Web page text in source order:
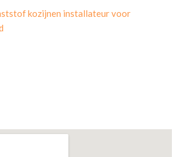
kozijnen installateur voor